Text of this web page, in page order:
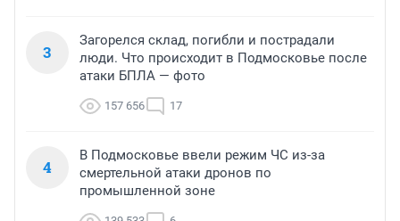
3
Загорелся склад, погибли и пострадали
люди. Что происходит в Подмосковье после
атаки БПЛА — фото
157 656 17
4
В Подмосковье ввели режим ЧС из-за
смертельной атаки дронов по
промышленной зоне